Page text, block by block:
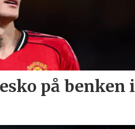
på benken i